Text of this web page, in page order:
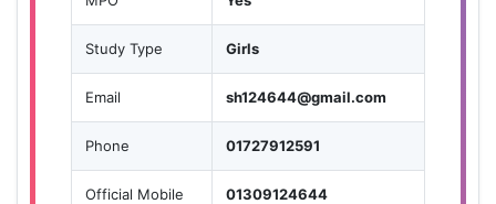
Study Type Girls
Email sh124644@gmail.com
Phone 01727912591
Official Mobile 01309124644